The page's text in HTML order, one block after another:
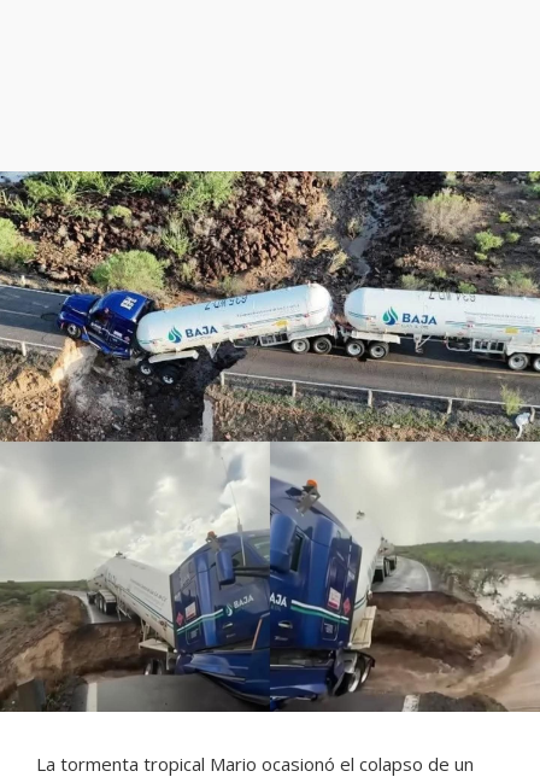
La tormenta tropical Mario ocasionó el colapso de un